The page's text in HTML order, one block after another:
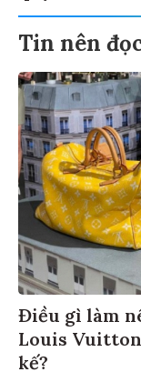
Tin nên
Điều gì làm
Louis
kế?